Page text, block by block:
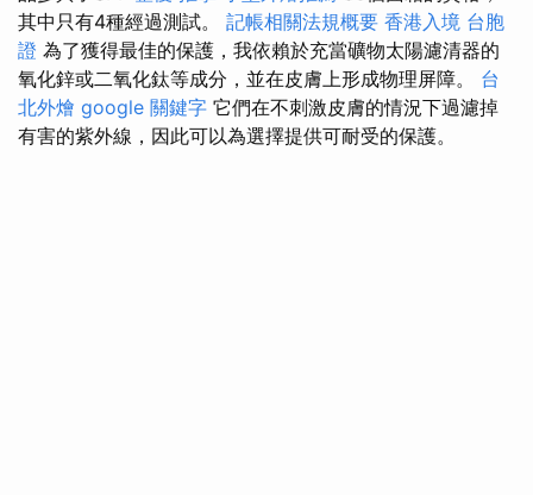
其中只有4種經過測試。 記帳相關法規概要 香港入境 台胞
證 為了獲得最佳的保護，我依賴於充當礦物太陽濾清器的
氧化鋅或二氧化鈦等成分，並在皮膚上形成物理屏障。 台
北外燴 google 關鍵字 它們在不刺激皮膚的情況下過濾掉
有害的紫外線，因此可以為選擇提供可耐受的保護。